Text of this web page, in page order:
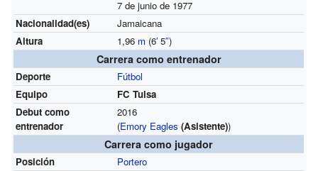
7 de junio de 1977
Nacionalidad(es)
Jamaicana
Altura
1,96 m (6′5″)
Carrera como entrenador
Deporte
Fútbol
Equipo
FC Tulsa
Debut como
entrenador
2016
(Emory Eagles (Asistente))
Carrera como jugador
Posición
Portero